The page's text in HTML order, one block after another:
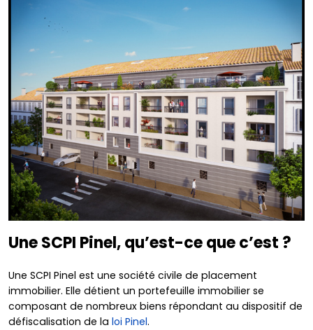
Une SCPI Pinel, qu’est-ce que c’est ?
Une SCPI Pinel est une société civile de placement
immobilier. Elle détient un portefeuille immobilier se
composant de nombreux biens répondant au dispositif de
défiscalisation de la loi Pinel.